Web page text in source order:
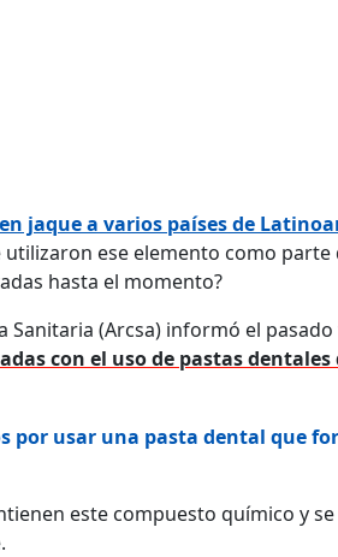
jaque a varios países de
ese elemento como parte
hasta el momento?
Sanitaria (Arcsa) informó el
con el uso de pastas
por usar una pasta dental que
este compuesto químico y